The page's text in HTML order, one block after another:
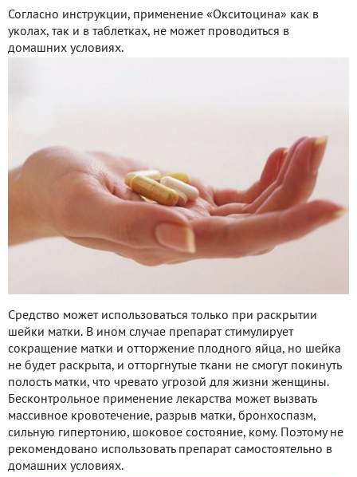
Согласно инструкции, применение «Окситоцина» как в
уколах, так и в таблетках, не может проводиться в
домашних условиях.
Средство может использоваться только при раскрытии
шейки матки. В ином случае препарат стимулирует
сокращение матки и отторжение плодного яйца, но шейка
не будет раскрыта, и отторгнутые ткани не смогут покинуть
полость матки, что чревато угрозой для жизни женщины.
Бесконтрольное применение лекарства может вызвать
массивное кровотечение, разрыв матки, бронхоспазм,
сильную гипертонию, шоковое состояние, кому. Поэтому не
рекомендовано использовать препарат самостоятельно в
домашних условиях.